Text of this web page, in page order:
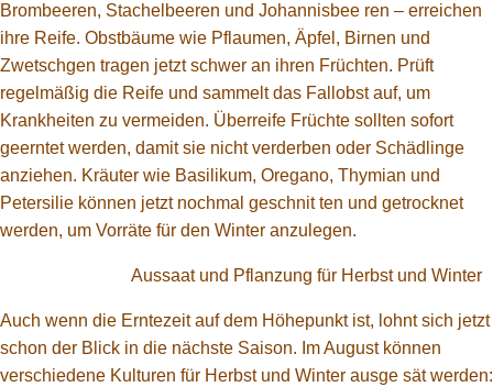
Brombeeren, Stachelbeeren und Johannisbee ren – erreichen
ihre Reife. Obstbäume wie Pflaumen, Äpfel, Birnen und
Zwetschgen tragen jetzt schwer an ihren Früchten. Prüft
regelmäßig die Reife und sammelt das Fallobst auf, um
Krankheiten zu vermeiden. Überreife Früchte sollten sofort
geerntet werden, damit sie nicht verderben oder Schädlinge
anziehen. Kräuter wie Basilikum, Oregano, Thymian und
Petersilie können jetzt nochmal geschnit ten und getrocknet
werden, um Vorräte für den Winter anzulegen.
Aussaat und Pflanzung für Herbst und Winter
Auch wenn die Erntezeit auf dem Höhepunkt ist, lohnt sich jetzt
schon der Blick in die nächste Saison. Im August können
verschiedene Kulturen für Herbst und Winter ausge sät werden: